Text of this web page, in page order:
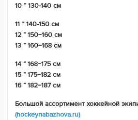
10 ” 130-140 см
11 ” 140-150 см
12 ” 150−160 см
13 ” 160−168 см
14 ” 168−175 см
15 ” 175−182 см
16 ” 182−187 см
Большой ассортимент хоккейной
(hockeynabazhova.ru)